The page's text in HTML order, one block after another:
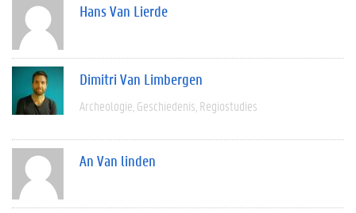
Hans Van Lierde
Dimitri Van Limbergen
Archeologie Geschiedenis Regiostudies
An Van linden